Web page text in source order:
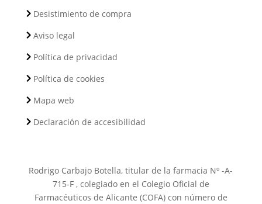
Desistimiento de compra
Aviso legal
Política de privacidad
Política de cookies
Mapa web
Declaración de accesibilidad
Rodrigo Carbajo Botella, titular de la farmacia Nº -A-
715-F , colegiado en el Colegio Oficial de
Farmacéuticos de Alicante (COFA) con número de